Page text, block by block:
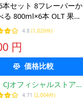
本セット 8フレーバーか
る 800ml×6本 OLT 果実
むお酢 みちょ ミチョ
式 ざくろ アセロラ キ
サイー
4.8 (1,020件)
円
価格比較
CJオフィシャルストア
Yahoo!ショッピング店
4.71 (2,004件)